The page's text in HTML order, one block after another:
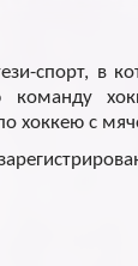
спорт, в
команду
хоккею с